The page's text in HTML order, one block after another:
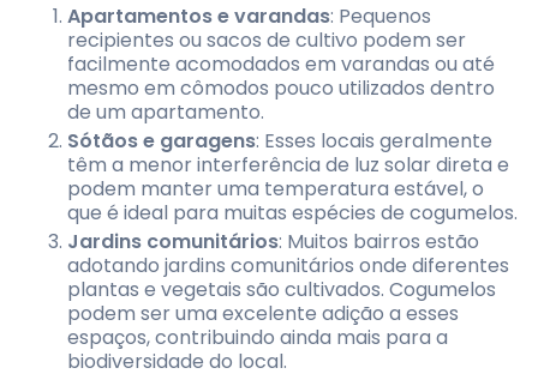
Apartamentos e varandas: Pequenos
recipientes ou sacos de cultivo podem ser
facilmente acomodados em varandas ou até
mesmo em cômodos pouco utilizados dentro
de um apartamento.
Sótãos e garagens: Esses locais geralmente
têm a menor interferência de luz solar direta e
podem manter uma temperatura estável, o
que é ideal para muitas espécies de cogumelos.
Jardins comunitários: Muitos bairros estão
adotando jardins comunitários onde diferentes
plantas e vegetais são cultivados. Cogumelos
podem ser uma excelente adição a esses
espaços, contribuindo ainda mais para a
biodiversidade do local.